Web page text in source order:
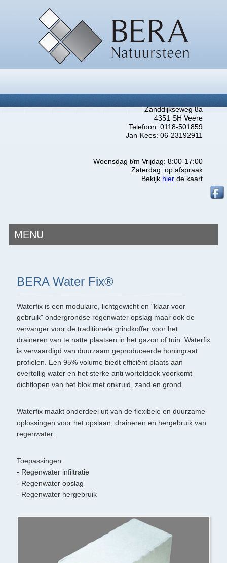
Zanddijkseweg 8a
4351 SH Veere
Telefoon: 0118-501859
Jan-Kees: 06-23192911
Woensdag t/m Vrijdag: 8:00-17:00
Zaterdag: op afspraak
Bekijk hier de kaart
MENU
BERA Water Fix®
Waterfix is een modulaire, lichtgewicht en "klaar voor
gebruik" ondergrondse regenwater opslag maar ook de
vervanger voor de traditionele grindkoffer voor het
draineren van te natte plaatsen in het gazon of tuin. Waterfix
is vervaardigd van duurzaam geproduceerde honingraat
profielen. Een 95% volume biedt efficiënt plaats aan
overtollig water en het sterke anti worteldoek voorkomt
dichtlopen van het blok met onkruid, zand en grond.
Waterfix maakt onderdeel uit van de flexibele en duurzame
oplossingen voor het opslaan, draineren en hergebruik van
regenwater.
Toepassingen:
- Regenwater infiltratie
- Regenwater opslag
- Regenwater hergebruik